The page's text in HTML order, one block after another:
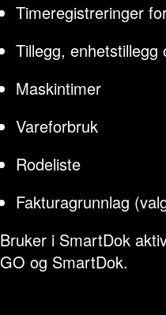
Timeregistreringer
Tillegg, enhetstillegg
Maskintimer
Vareforbruk
Rodeliste
Fakturagrunnlag
Bruker i SmartDok
GO og SmartDok.